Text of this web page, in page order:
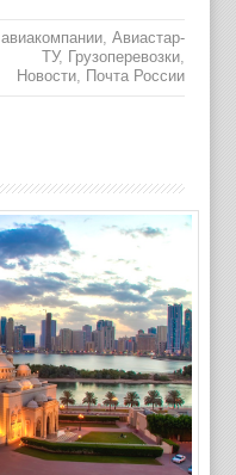
авиакомпании,Авиастар-
ТУ, Грузоперевозки,
Новости, Почта России